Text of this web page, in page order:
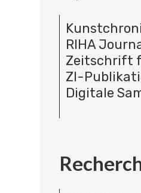
RIHA
Zeitschrift
ZI-
Digitale